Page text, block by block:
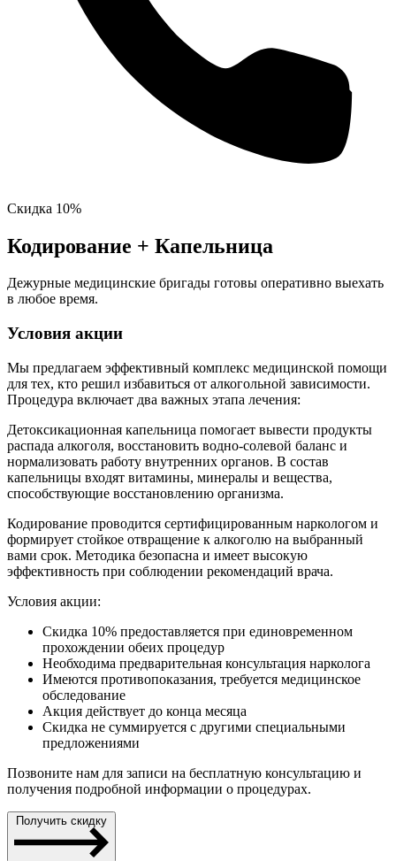
Скидка 10%
Кодирование + Капельница
Дежурные медицинские бригады готовы оперативно выехать
в любое время.
Условия акции
Мы предлагаем эффективный комплекс медицинской помощи
для тех, кто решил избавиться от алкогольной зависимости.
Процедура включает два важных этапа лечения:
Детоксикационная капельница помогает вывести продукты
распада алкоголя, восстановить водно-солевой баланс и
нормализовать работу внутренних органов. В состав
капельницы входят витамины, минералы и вещества,
способствующие восстановлению организма.
Кодирование проводится сертифицированным наркологом и
формирует стойкое отвращение к алкоголю на выбранный
вами срок. Методика безопасна и имеет высокую
эффективность при соблюдении рекомендаций врача.
Условия акции:
Скидка 10% предоставляется при единовременном
прохождении обеих процедур
Необходима предварительная консультация нарколога
Имеются противопоказания, требуется медицинское
обследование
Акция действует до конца месяца
Скидка не суммируется с другими специальными
предложениями
Позвоните нам для записи на бесплатную консультацию и
получения подробной информации о процедурах.
Получить скидку